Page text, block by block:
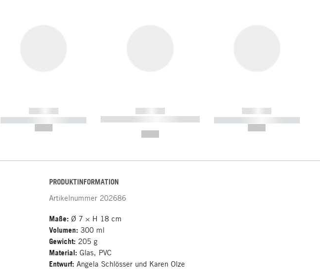
------------
----------- ----------- -----------
------------
----------- ----------- ----------- ----
------------
----------- ----------- -----------
PRODUKTINFORMATION
Artikelnummer 202686
Maße: Ø 7 × H 18 cm
Volumen: 300 ml
Gewicht: 205 g
Material: Glas, PVC
Entwurf: Angela Schlösser und Karen Olze